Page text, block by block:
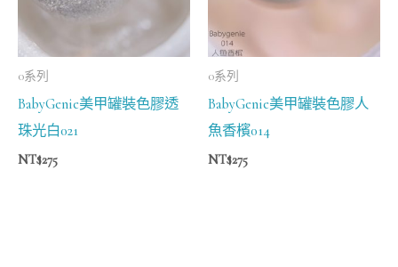
0系列
BabyGenie美甲罐裝色膠透
珠光白021
NT$275
0系列
BabyGenie美甲罐裝色膠人
魚香檳014
NT$275